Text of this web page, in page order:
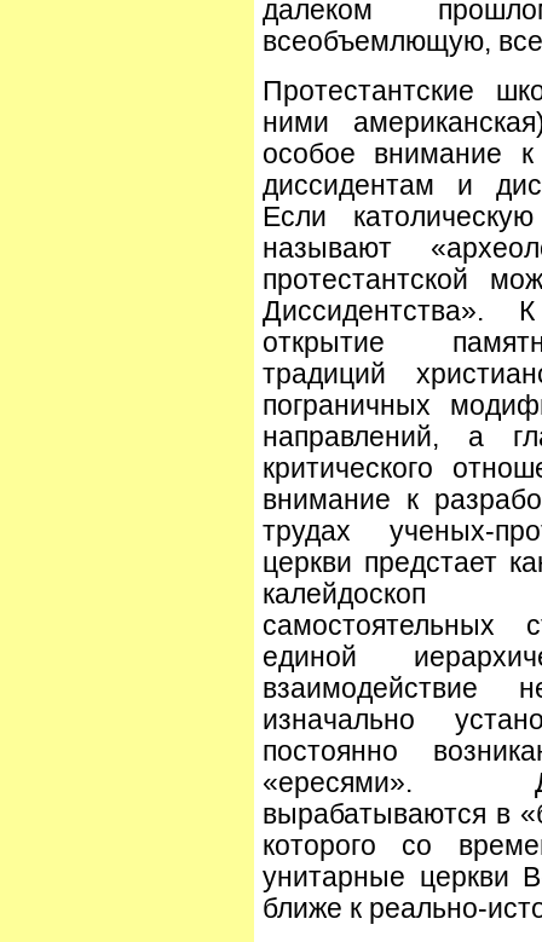
далеком
всеобъемлющую,
Протестантские
ними
особое внимание
диссидентам и
Если
называют
протестантской
Диссидентства».
открытие
традиций
пограничных
направлений, а
критического
внимание к
трудах ученых-
церкви предстает
калейдоскоп
единой
взаимодействие
изначально
постоянно
«ересями».
вырабатываются в
которого со
унитарные церкви
ближе к реально-